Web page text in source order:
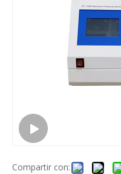
Compartir con: